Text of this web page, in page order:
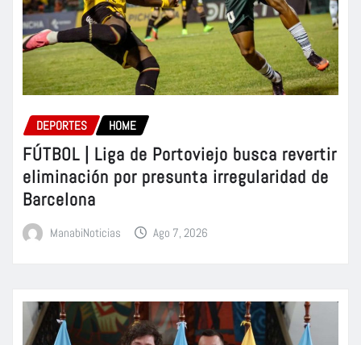
DEPORTES HOME
FÚTBOL | Liga de Portoviejo busca revertir
eliminación por presunta irregularidad de
Barcelona
ManabiNoticias Ago 7, 2026